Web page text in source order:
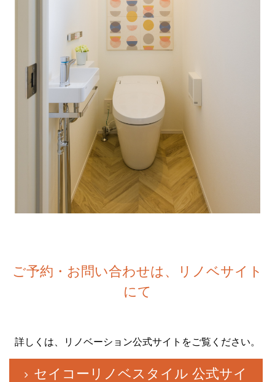
ご予約・お問い合わせは、リノベサイト
にて
詳しくは、リノベーション公式サイトをご覧ください。
セイコーリノベスタイル 公式サイ